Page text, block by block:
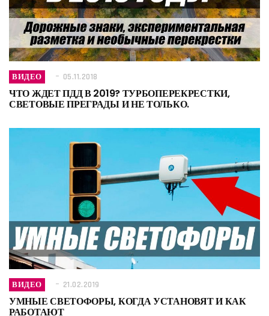
ВИДЕО 05.11.2018
ЧТО ЖДЕТ ПДД В 2019? ТУРБОПЕРЕКРЕСТКИ,
СВЕТОВЫЕ ПРЕГРАДЫ И НЕ ТОЛЬКО.
ВИДЕО 21.02.2019
УМНЫЕ СВЕТОФОРЫ, КОГДА УСТАНОВЯТ И КАК
РАБОТАЮТ